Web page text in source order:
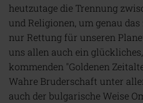
heutzutage die Trennung
und Religionen, um genau
nur Rettung für unseren
uns allen auch ein
kommenden "Goldenen
Wahre Bruderschaft unter
auch der bulgarische Weise